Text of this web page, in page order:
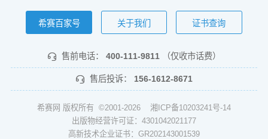
希赛百家号 关于我们 证书查询
售前电话： 400-111-9811 （仅收市话费）
售后投诉： 156-1612-8671
希赛网 版权所有 ©2001-2026 湘ICP备10203241号-14
出版物经营许可证：4301042021177
高新技术企业证书：GR202143001539